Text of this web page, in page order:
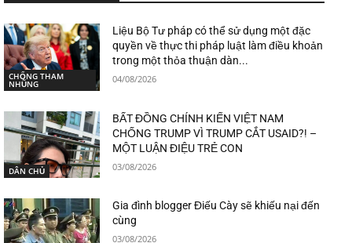
CHỐNG THAM
NHŨNG
Liệu Bộ Tư pháp có thể sử dụng một đặc
quyền về thực thi pháp luật làm điều khoản
trong một thỏa thuận dàn...
04/08/2026
DÂN CHỦ
BẤT ĐỒNG CHÍNH KIẾN VIỆT NAM
CHỐNG TRUMP VÌ TRUMP CẮT USAID?! –
MỘT LUẬN ĐIỆU TRẺ CON
03/08/2026
Gia đình blogger Điếu Cày sẽ khiếu nại đến
cùng
03/08/2026